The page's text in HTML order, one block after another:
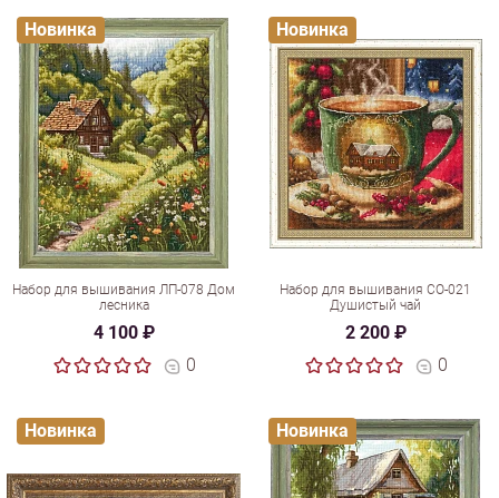
Набор для вышивания ЛП-078 Дом
лесника
4 100 ₽
0
Новинка
Набор для вышивания СО-021
Душистый чай
2 200 ₽
0
Новинка
Новинка Новинка